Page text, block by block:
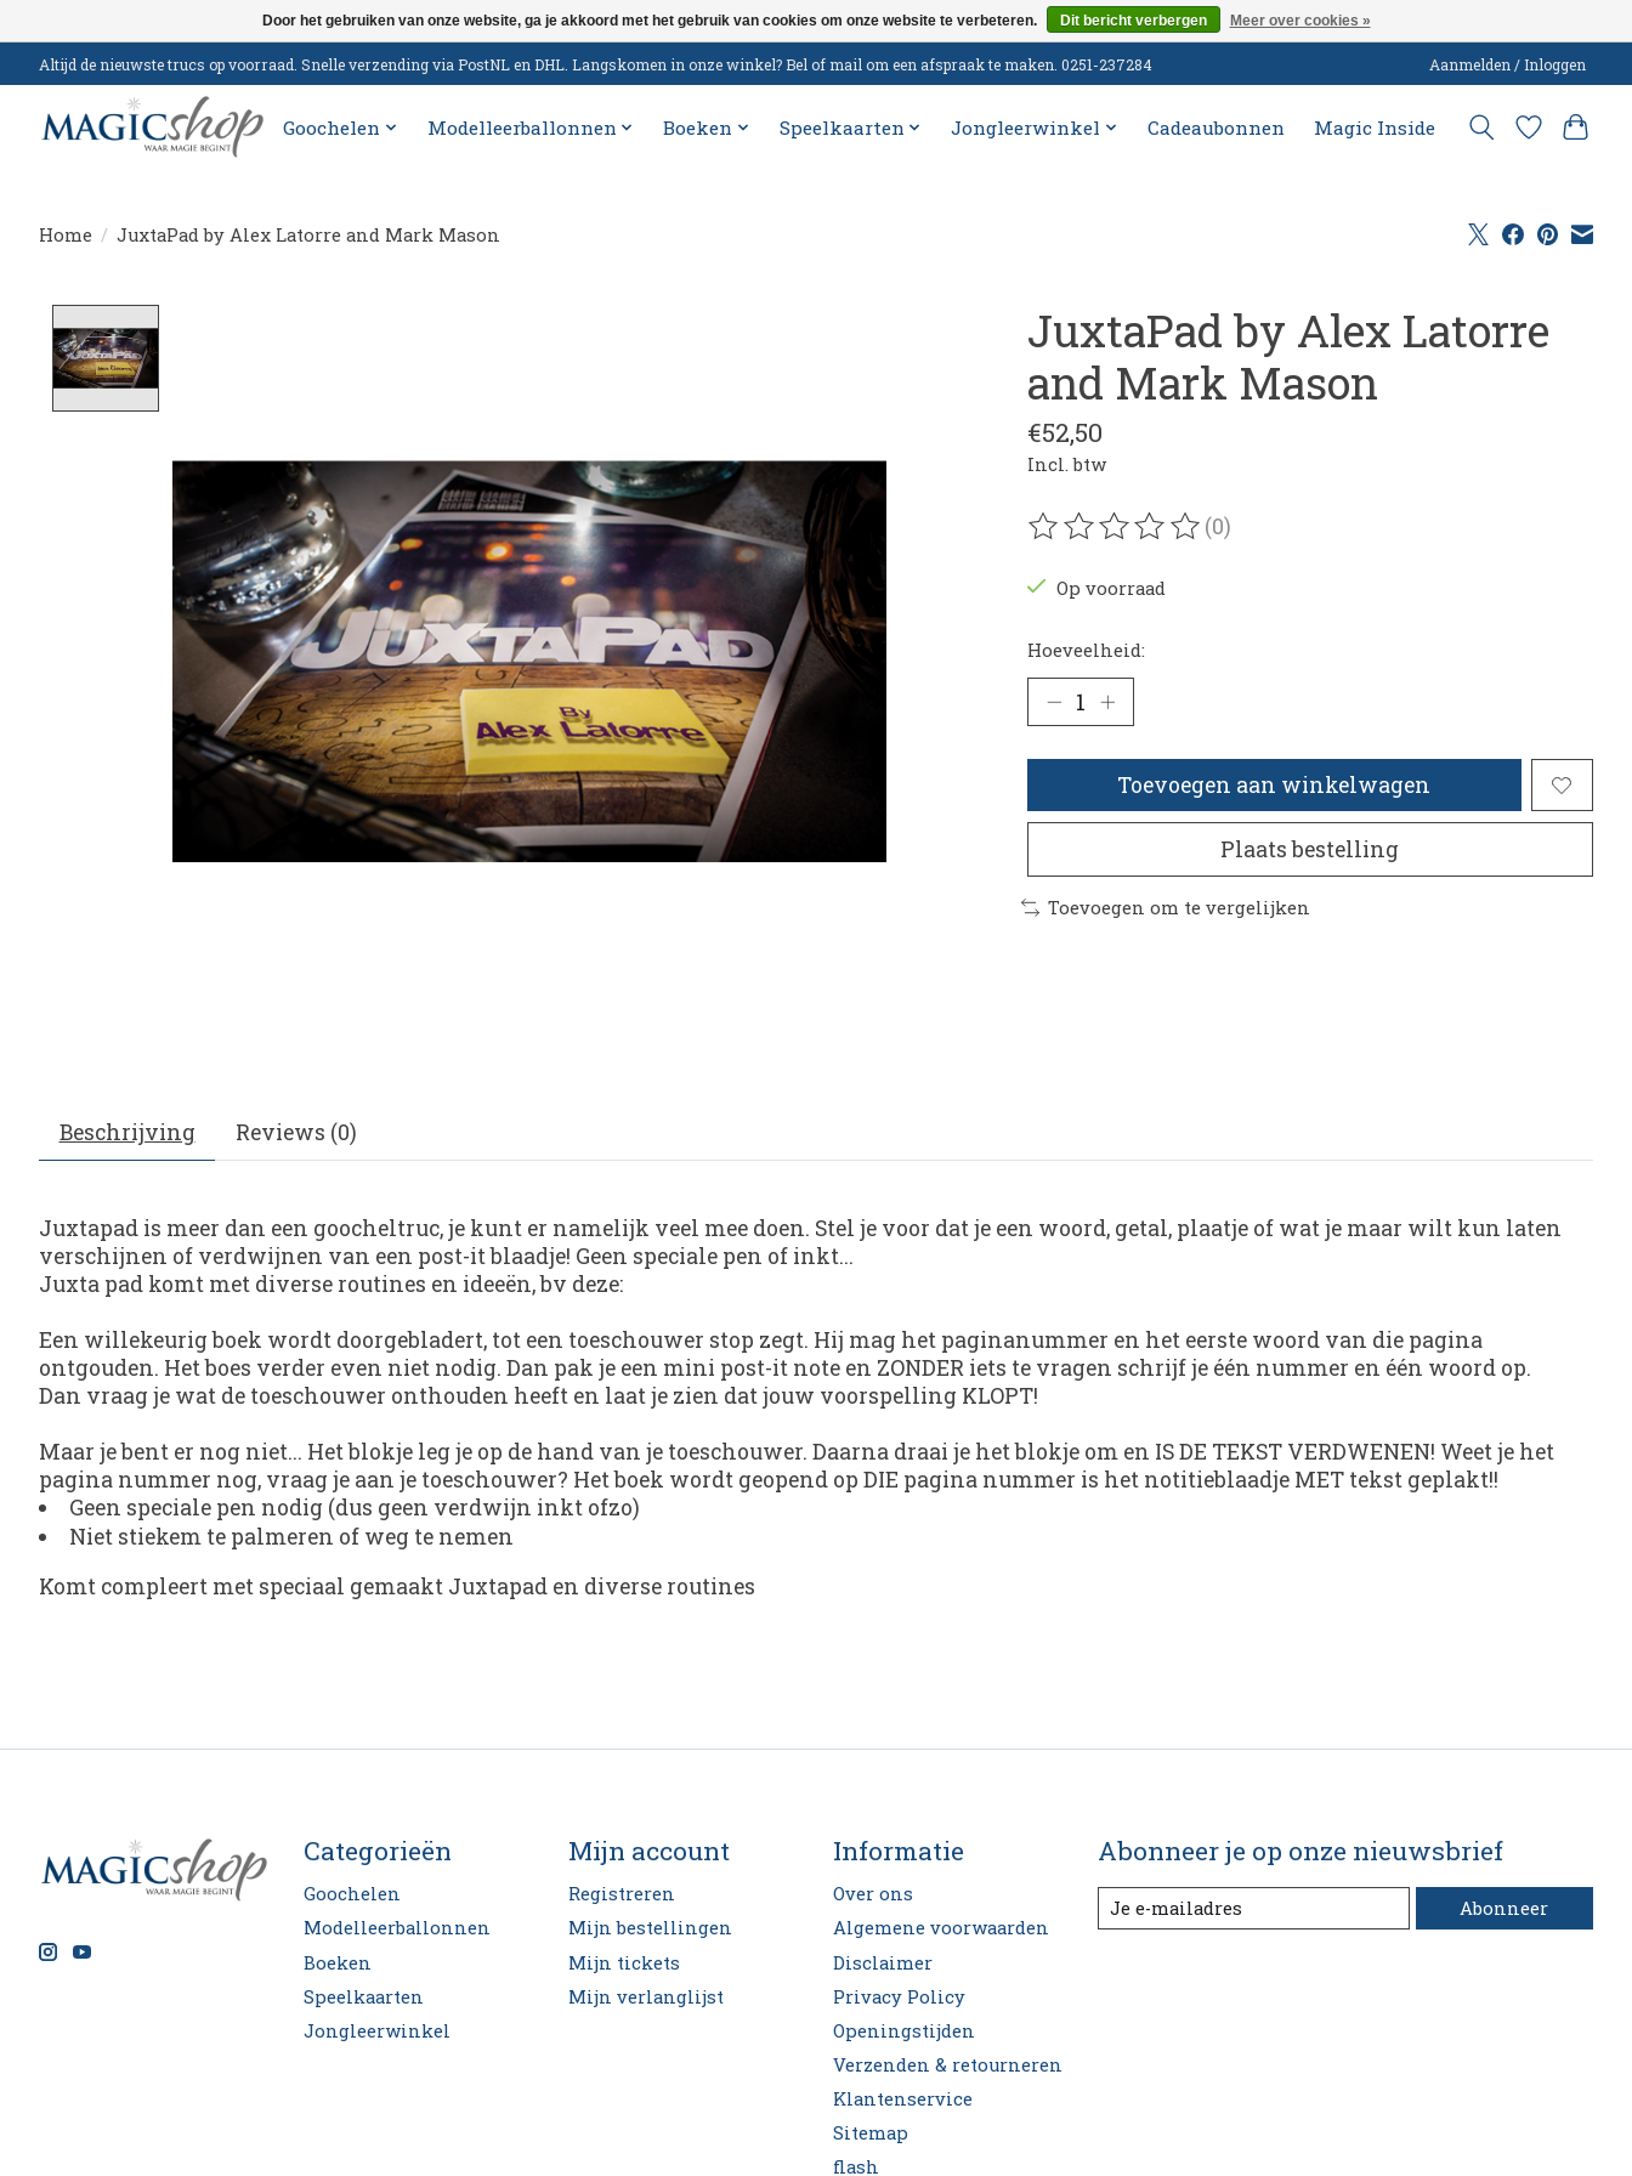
Altijd de nieuwste trucs op voorraad. Snelle verzending via PostNL en DHL. Langskomen in onze winkel? Bel of mail om een afspraak te maken. 0251-237284 Aanmelden / Inloggen
Goochelen Modelleerballonnen Boeken Speelkaarten Jongleerwinkel Cadeaubonnen Magic Inside
Home / JuxtaPad by Alex Latorre and Mark Mason
JuxtaPad by Alex Latorre
and Mark Mason
€52,50
Incl. btw
De beoordeling van dit product is
(0)
Op voorraad
Hoeveelheid:
Toevoegen aan winkelwagen
Plaats bestelling
Toevoegen om te vergelijken
Beschrijving Reviews (0)
Juxtapad is meer dan een goocheltruc, je kunt er namelijk veel mee doen. Stel je voor dat je een woord, getal, plaatje of wat je maar wilt kun laten
verschijnen of verdwijnen van een post-it blaadje! Geen speciale pen of inkt...
Juxta pad komt met diverse routines en ideeën, bv deze:
Een willekeurig boek wordt doorgebladert, tot een toeschouwer stop zegt. Hij mag het paginanummer en het eerste woord van die pagina
ontgouden. Het boes verder even niet nodig. Dan pak je een mini post-it note en ZONDER iets te vragen schrijf je één nummer en één woord op.
Dan vraag je wat de toeschouwer onthouden heeft en laat je zien dat jouw voorspelling KLOPT!
Maar je bent er nog niet... Het blokje leg je op de hand van je toeschouwer. Daarna draai je het blokje om en IS DE TEKST VERDWENEN! Weet je het
pagina nummer nog, vraag je aan je toeschouwer? Het boek wordt geopend op DIE pagina nummer is het notitieblaadje MET tekst geplakt!!
Geen speciale pen nodig (dus geen verdwijn inkt ofzo)
Niet stiekem te palmeren of weg te nemen
Komt compleert met speciaal gemaakt Juxtapad en diverse routines
Categorieën
Goochelen
Modelleerballonnen
Boeken
Speelkaarten
Jongleerwinkel
Mijn account
Registreren
Mijn bestellingen
Mijn tickets
Mijn verlanglijst
Informatie
Over ons
Algemene voorwaarden
Disclaimer
Privacy Policy
Openingstijden
Verzenden & retourneren
Klantenservice
Sitemap
flash
Abonneer je op onze nieuwsbrief
Abonneer
Door het gebruiken van onze website, ga je akkoord met het gebruik van cookies om onze website te verbeteren. Dit bericht verbergen Meer over cookies »